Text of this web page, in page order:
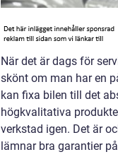
När det är dags för
skönt om man har en
kan fixa bilen till det
högkvalitativa
verkstad igen. Det är
lämnar bra garantier